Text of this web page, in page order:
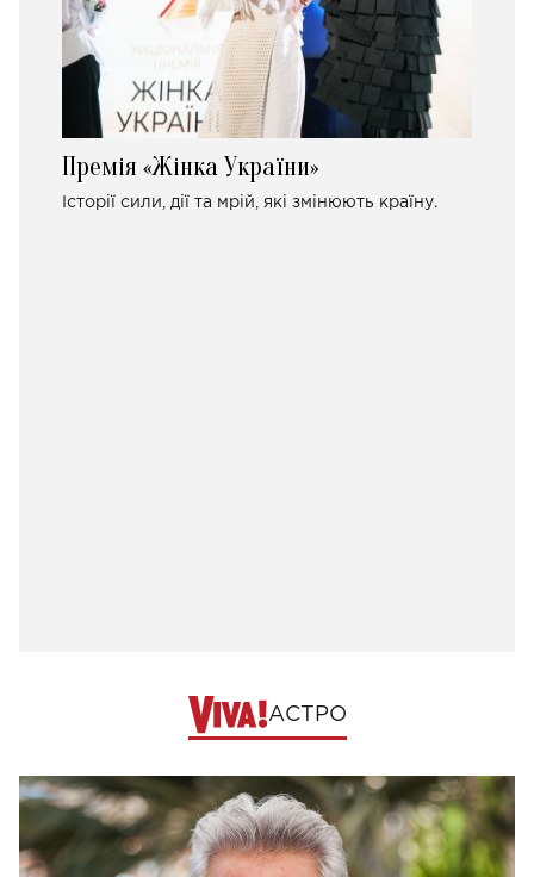
Премія «Жінка України»
Історії сили, дії та мрій, які змінюють країну.
АСТРО